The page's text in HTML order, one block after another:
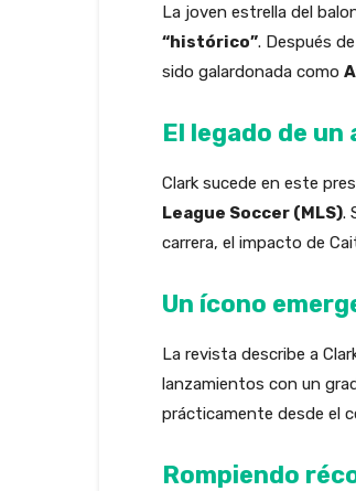
La joven estrella del
“histórico”. Después
sido galardonada como
El legado de
Clark sucede en este
League Soccer (MLS).
carrera, el impacto de
Un ícono
La revista describe a
lanzamientos con un
prácticamente desde el
Rompiendo